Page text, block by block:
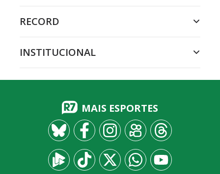
RECORD
INSTITUCIONAL
MAIS ESPORTES